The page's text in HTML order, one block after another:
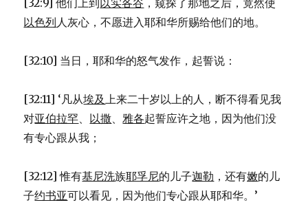
[32:9] 他们上到 以实各谷 ，窥探了那地之后，竟然使
以色列人灰心，不愿进入耶和华所赐给他们的地。
[32:10] 当日，耶和华的怒气发作，起誓说：
[32:11] ‘凡从埃及上来二十岁以上的人，断不得看见我
对亚伯拉罕、 以撒、雅各起誓应许之地，因为他们没
有专心跟从我；
[32:12] 惟有基尼洗族耶孚尼的儿子迦勒 ，还有嫩的儿
子约书亚可以看见，因为他们专心跟从耶和华。’